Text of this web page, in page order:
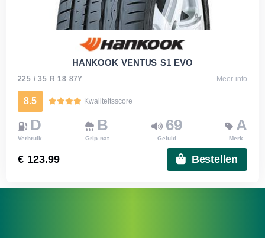
HANKOOK VENTUS S1 EVO
225 / 35 R 18 87Y Meer info
8.5 Kwaliteitsscore
D
Verbruik
B
Grip nat
69
Geluid
A
Merk
€ 123.99 Bestellen